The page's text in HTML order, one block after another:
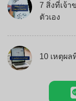
7 สิ่งที่เจ้า
ตัวเอง
10 เหตุผ